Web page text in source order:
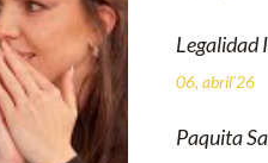
Legalidad
06, abril'26
Paquita